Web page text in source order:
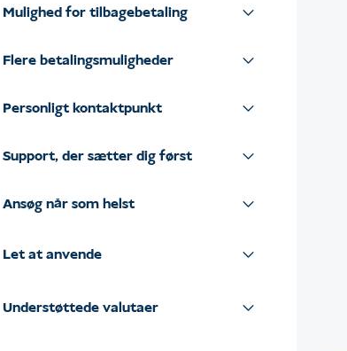
Mulighed for tilbagebetaling
Flere betalingsmuligheder
Personligt kontaktpunkt
Support, der sætter dig først
Ansøg når som helst
Let at anvende
Understøttede valutaer